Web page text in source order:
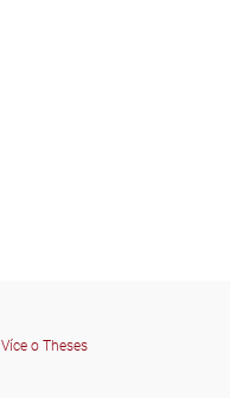
Více o Theses